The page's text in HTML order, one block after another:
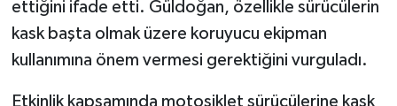
ettiğini ifade etti. Güldoğan, özellikle sürücülerin
kask başta olmak üzere koruyucu ekipman
kullanımına önem vermesi gerektiğini vurguladı.
Etkinlik kapsamında motosiklet sürücülerine kask